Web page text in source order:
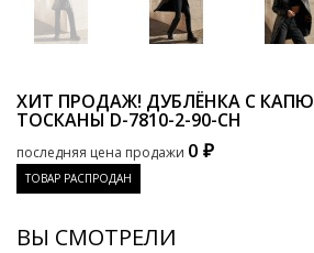
ХИТ ПРОДАЖ! ДУБЛЁНКА С
ТОСКАНЫD-7810-2-90-CH
последняя цена продажи 0 ₽
ТОВАР РАСПРОДАН
ВЫ СМОТРЕЛИ